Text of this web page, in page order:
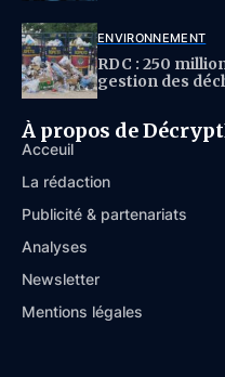
ENVIRONNEMENT
RDC : 250
gestion des
À propos de
Acceuil
La rédaction
Publicité & partenariats
Analyses
Newsletter
Mentions légales